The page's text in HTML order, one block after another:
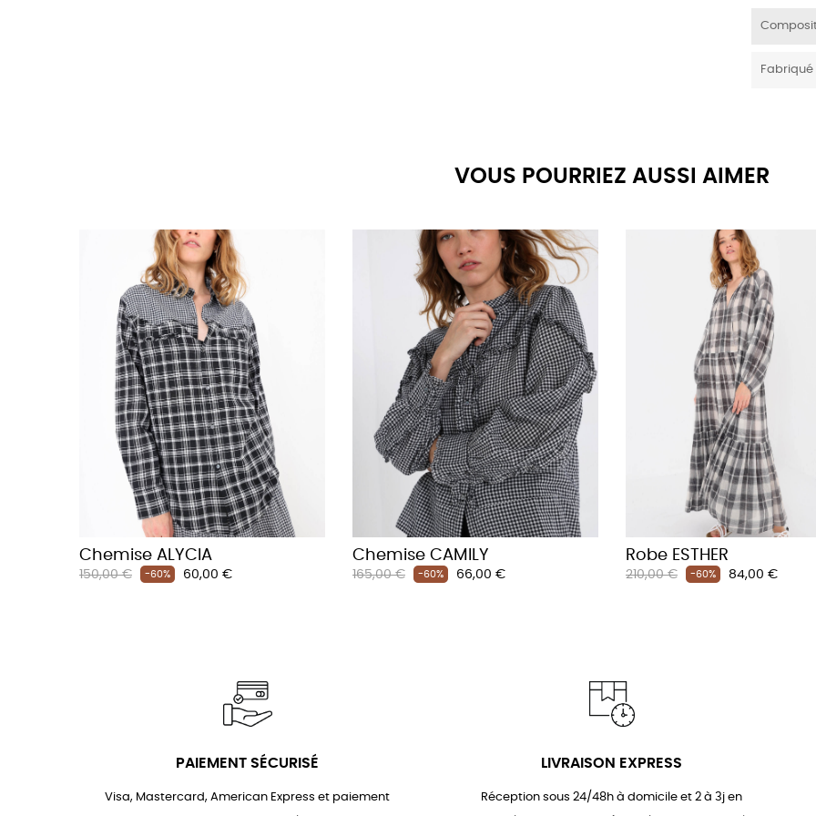
Fabriqué
VOUS POURRIEZ AUSSI AIMER
Chemise ALYCIA
Prix
150,00 € -60% Prix
60,00 €
Chemise CAMILY
Prix
165,00 € -60% Prix
66,00 €
Robe ESTHER
Prix
210,00 € -60% Prix
84,00 €
PAIEMENT SÉCURISÉ
Visa, Mastercard, American Express et paiement
LIVRAISON EXPRESS
Réception sous 24/48h à domicile et 2 à 3j en